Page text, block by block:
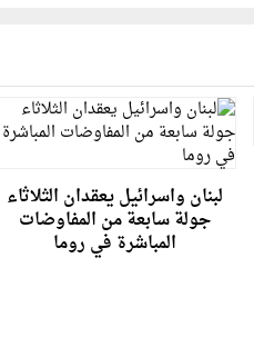
لبنان واسرائيل يعقدان الثلاثاء
جولة سابعة من المفاوضات
المباشرة في روما